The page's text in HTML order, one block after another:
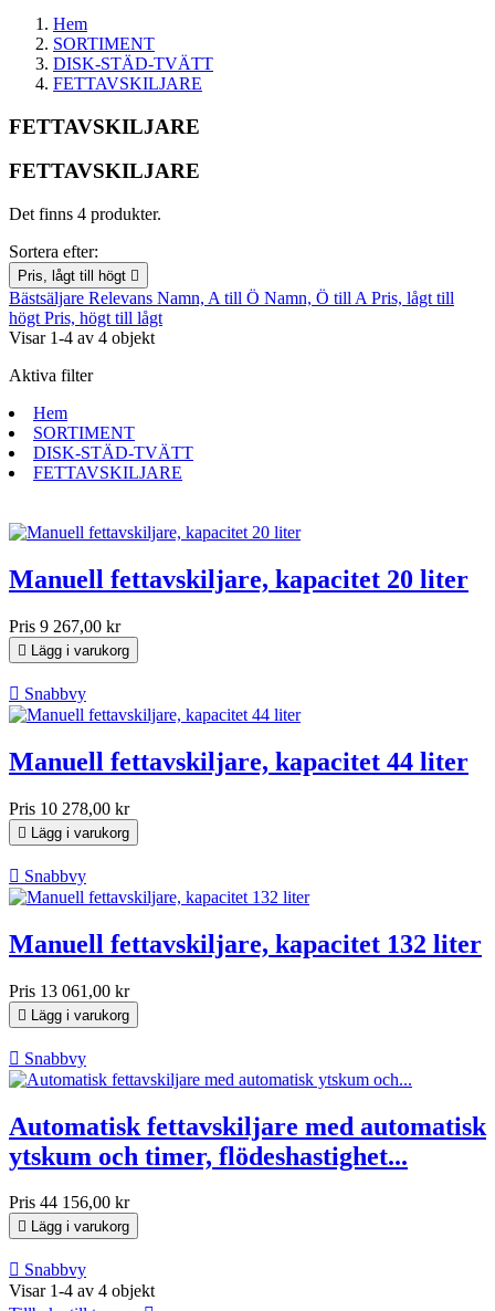
Hem
SORTIMENT
DISK-STÄD-TVÄTT
FETTAVSKILJARE
FETTAVSKILJARE
FETTAVSKILJARE
Det finns 4 produkter.
Sortera efter:
Pris, lågt till högt 
Bästsäljare Relevans Namn, A till Ö Namn, Ö till A Pris, lågt till
högt Pris, högt till lågt
Visar 1-4 av 4 objekt
Aktiva filter
Hem
SORTIMENT
DISK-STÄD-TVÄTT
FETTAVSKILJARE
Manuell fettavskiljare, kapacitet 20 liter
Pris 9 267,00 kr
 Lägg i varukorg
 Snabbvy
Manuell fettavskiljare, kapacitet 44 liter
Pris 10 278,00 kr
 Lägg i varukorg
 Snabbvy
Manuell fettavskiljare, kapacitet 132 liter
Pris 13 061,00 kr
 Lägg i varukorg
 Snabbvy
Automatisk fettavskiljare med automatisk
ytskum och timer, flödeshastighet...
Pris 44 156,00 kr
 Lägg i varukorg
 Snabbvy
Visar 1-4 av 4 objekt